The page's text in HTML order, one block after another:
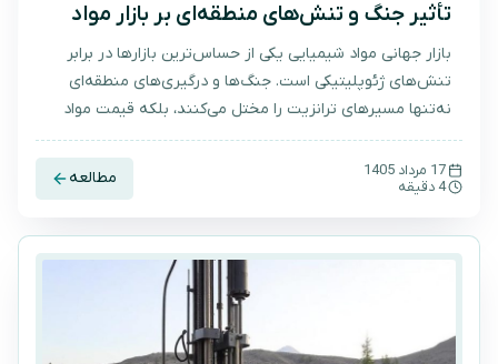
تأثیر جنگ و تنش‌های منطقه‌ای بر بازار مواد
شیمیایی ایران و جهان
بازار جهانی مواد شیمیایی یکی از حساس‌ترین بازارها در برابر
تنش‌های ژئوپلیتیکی است. جنگ‌ها و درگیری‌های منطقه‌ای
نه‌تنها مسیرهای ترانزیت را مختل می‌کنند، بلکه قیمت مواد
پایه‌ای مثل سود پرک، اسید سولفوریک و باریت را در سراسر
جهان تحت تأثیر قرار می‌دهند.
17 مرداد 1405
4 دقیقه
مطالعه